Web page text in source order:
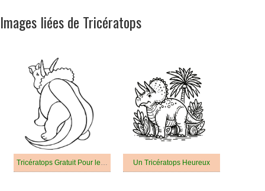
Images liées de Tricératops
Tricératops Gratuit Pour les Enfants Un Tricératops Heureux